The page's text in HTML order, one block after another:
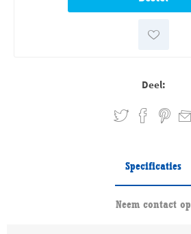
Deel:
Specificaties
Neem contact op